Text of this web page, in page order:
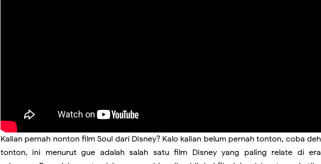
Kalian pernah nonton film Soul dari Disney? Kalo kalian belum pernah tonton, coba deh
tonton, ini menurut gue adalah salah satu film Disney yang paling relate di era